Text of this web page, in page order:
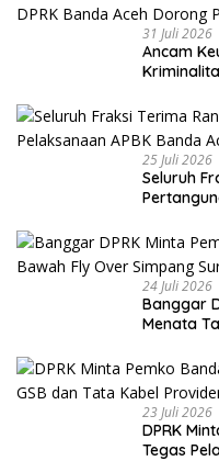
31 Juli 2026
Ancam
25 Juli 2026
Seluruh
24 Juli 2026
Banggar
Menata
23 Juli 2026
DPRK
Tegas